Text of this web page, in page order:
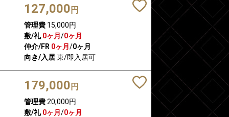
127,000 円
管理費15,000円
敷/礼 0ヶ月/0ヶ月
仲介/FR 0ヶ月/0ヶ月
向き/入居東/即入居可
179,000 円
管理費20,000円
敷/礼 0ヶ月/0ヶ月